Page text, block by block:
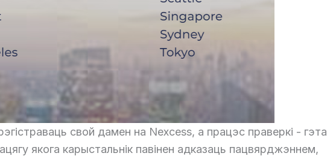
свой дамен на Nexcess, а працэс праверкі - гэта
якога карыстальнік павінен адказаць пацвярджэннем,